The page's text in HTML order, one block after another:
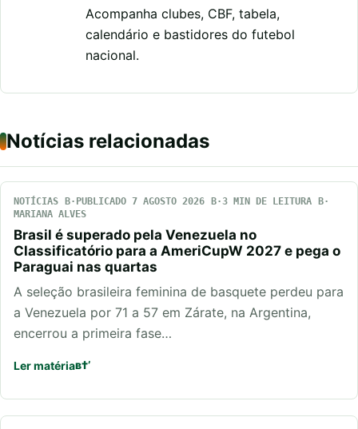
Acompanha clubes, CBF, tabela,
calendário e bastidores do futebol
nacional.
Notícias relacionadas
NOTÍCIAS PUBLICADO 7 AGOSTO 2026
3 MIN DE LEITURA
MARIANA ALVES
Brasil é superado pela Venezuela no
Classificatório para a AmeriCupW 2027 e pega o
Paraguai nas quartas
A seleção brasileira feminina de basquete perdeu para
a Venezuela por 71 a 57 em Zárate, na Argentina,
encerrou a primeira fase…
Ler matéria